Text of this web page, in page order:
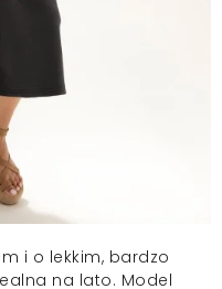
i o lekkim, bardzo
na lato. Model